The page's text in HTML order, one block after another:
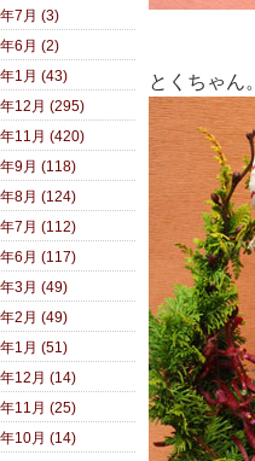
とくちゃん。
7月 (3)
6月 (2)
1月 (43)
12月 (295)
11月 (420)
9月 (118)
8月 (124)
7月 (112)
6月 (117)
3月 (49)
2月 (49)
1月 (51)
12月 (14)
11月 (25)
10月 (14)